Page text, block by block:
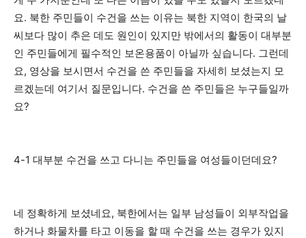
요. 북한 주민들이 수건을 쓰는 이유는 북한 지역이 한국의 날
씨보다 많이 추은 데도 원인이 있지만 밖에서의 활동이 대부분
인 주민들에게 필수적인 보온용품이 아닐까 싶습니다. 그런데
요, 영상을 보시면서 수건을 쓴 주민들을 자세히 보셨는지 모
르겠는데 여기서 질문입니다. 수건을 쓴 주민들은 누구들일까
요?
4-1 대부분 수건을 쓰고 다니는 주민들을 여성들이던데요?
네 정확하게 보셨네요, 북한에서는 일부 남성들이 외부작업을
하거나 화물차를 타고 이동을 할 때 수건을 쓰는 경우가 있지